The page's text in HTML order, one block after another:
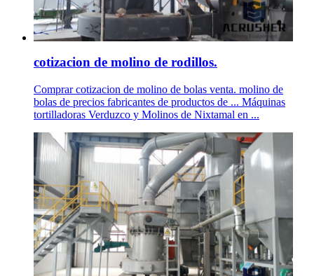
cotizacion de molino de rodillos.
Comprar cotizacion de molino de bolas venta. molino de
bolas de precios fabricantes de productos de ... Máquinas
tortilladoras Verduzco y Molinos de Nixtamal en ...